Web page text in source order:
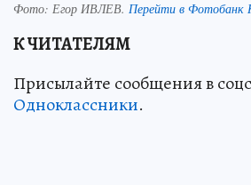
Фото: Егор ИВЛЕВ. Перейти в Фотобанк
К ЧИТАТЕЛЯМ
Присылайте сообщения в
Одноклассники.